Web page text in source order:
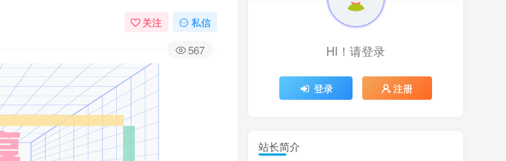
关注 私信
567 HI！请登录
登录 注册
精选项目
HI！请登录
登录 注册
站长简介